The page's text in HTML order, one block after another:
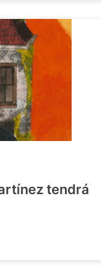
tendrá